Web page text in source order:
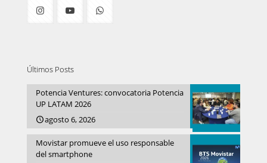
Últimos Posts
Potencia Ventures: convocatoria Potencia
UP LATAM 2026
agosto 6, 2026
Movistar promueve el uso responsable
del smartphone